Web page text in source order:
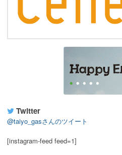
Twitter
@taiyo_gasさんのツイート
[instagram-feed feed=1]